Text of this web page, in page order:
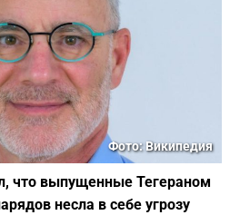
Фото: Википедия
что выпущенные Тегераном
несла в себе угрозу